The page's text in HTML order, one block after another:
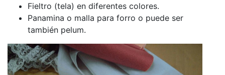
Fieltro (tela) en diferentes colores.
Panamina o malla para forro o puede ser
también pelum.